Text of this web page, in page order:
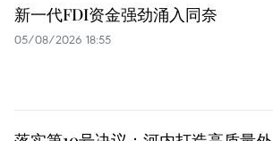
新一代FDI资金强劲涌入同奈
05/08/2026 18:55